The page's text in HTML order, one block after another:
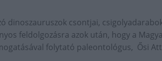
dinoszauruszok csontjai,
feldolgozásra azok után, hogy a
folytató paleontológus, Ősi